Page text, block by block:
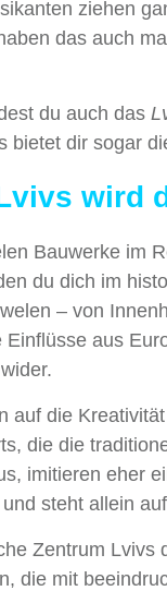
ziehen
das auch
du auch das
bietet dir sogar
wird
Bauwerke im
du dich im
– von
aus
auf die
die die
imitieren eher
steht allein
Zentrum
die mit